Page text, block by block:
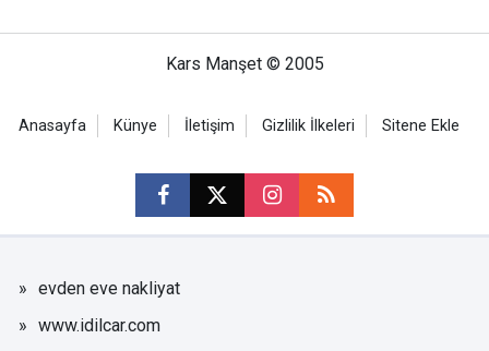
Kars Manşet © 2005
Anasayfa Künye İletişim Gizlilik İlkeleri Sitene Ekle
evden eve nakliyat
www.idilcar.com